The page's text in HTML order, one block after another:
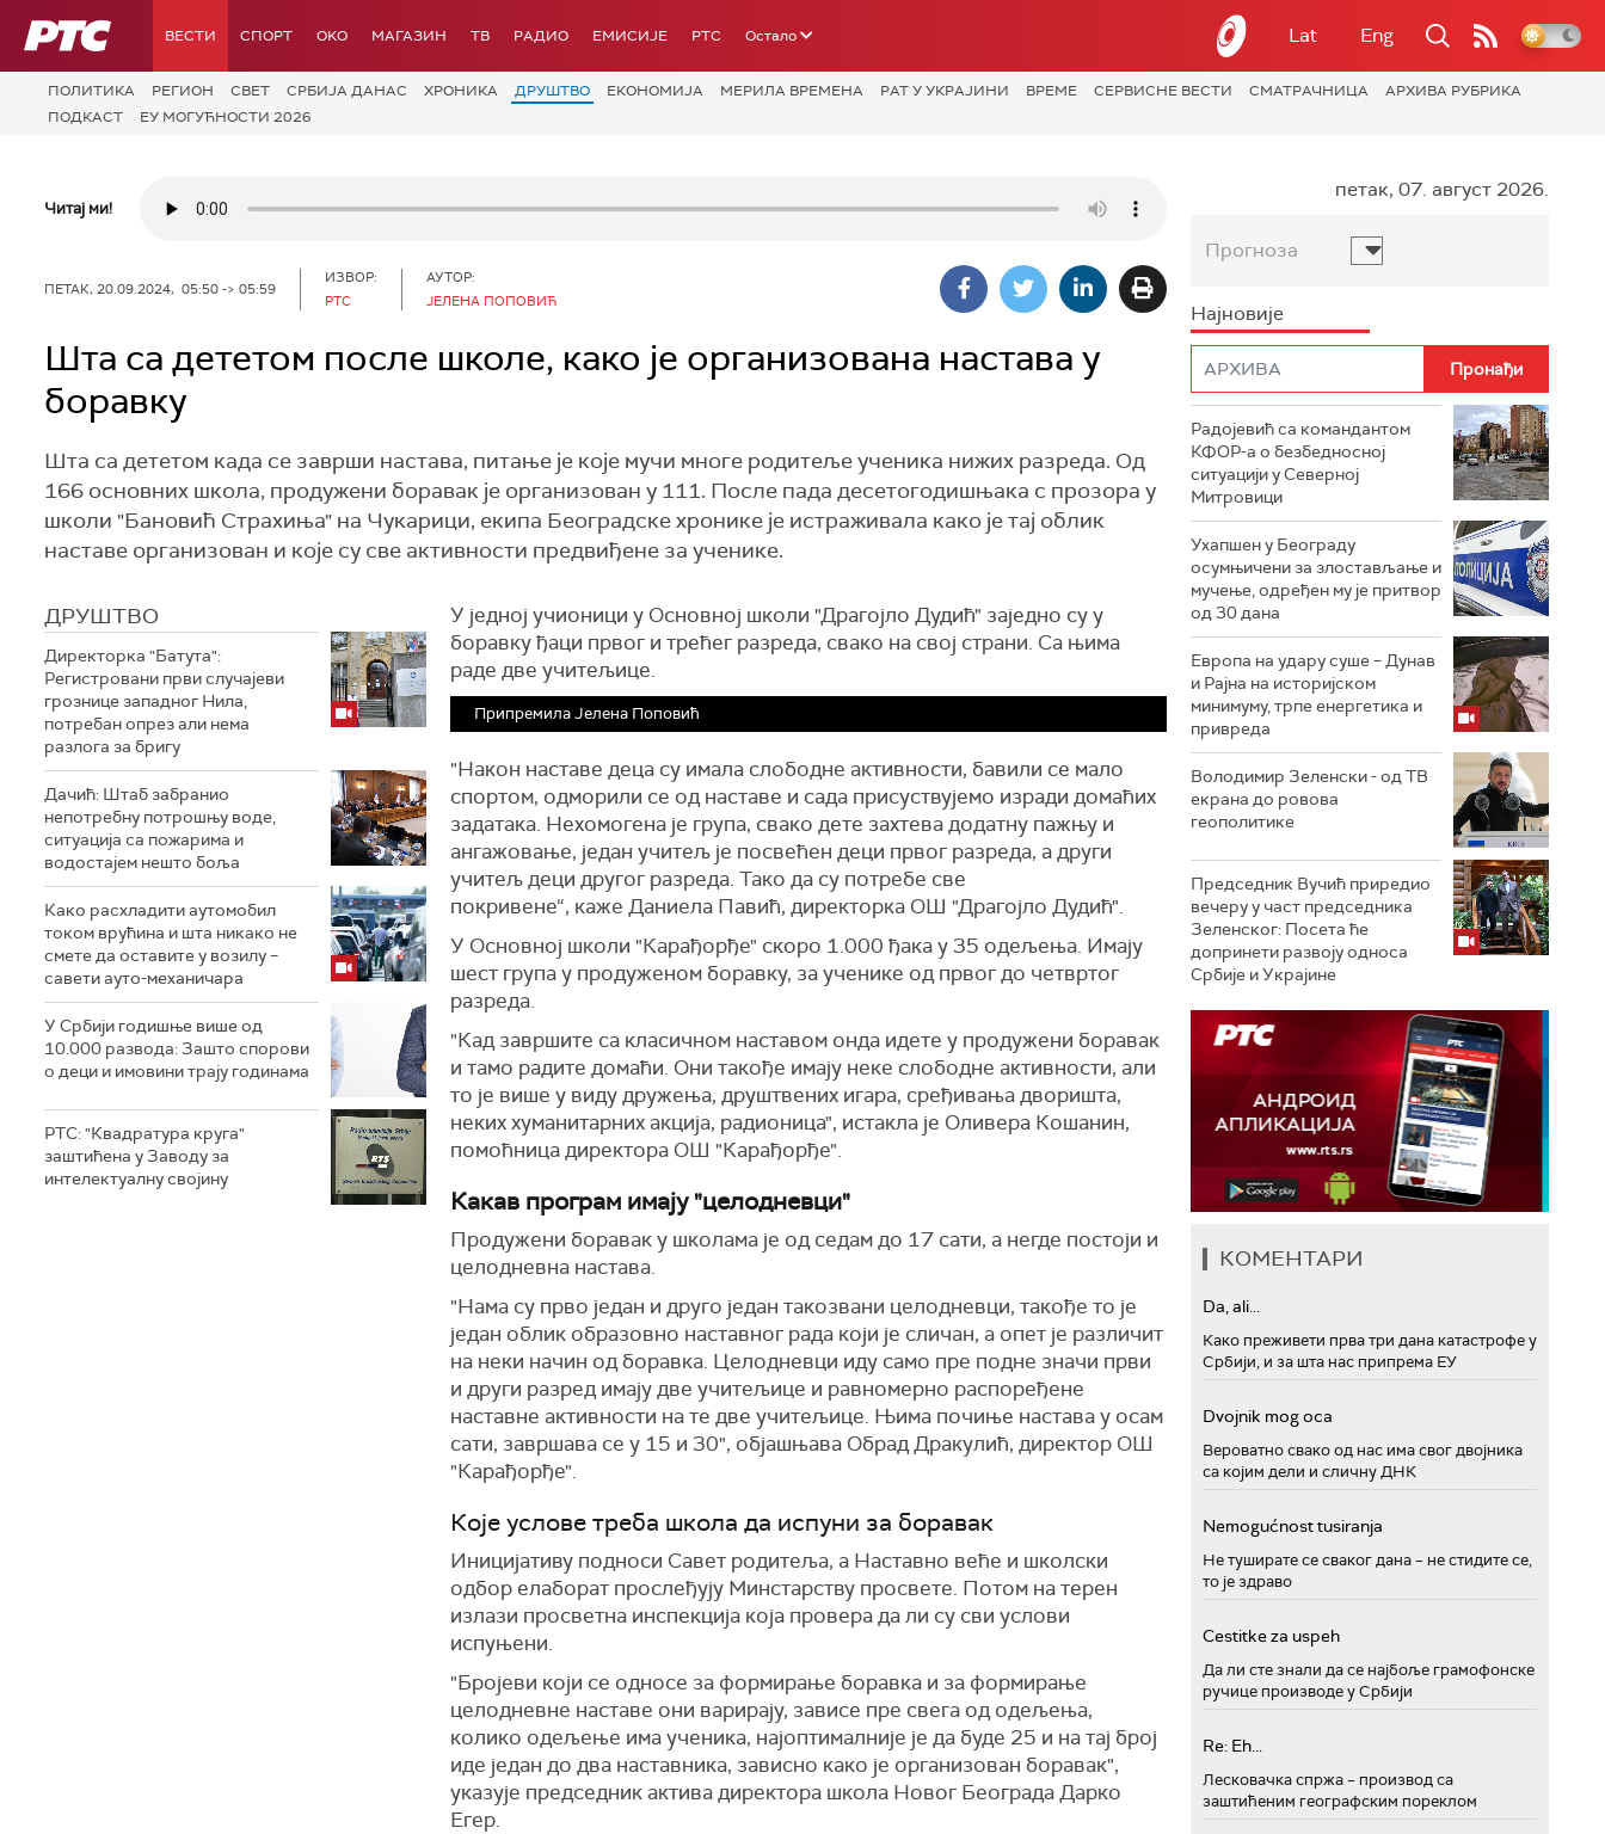
РТС ВЕСТИ СПОРТ OKO МАГАЗИН ТВ РАДИО ЕМИСИЈЕ РТС Остало Lat Eng
ПОЛИТИКА РЕГИОН СВЕТ СРБИЈА ДАНАС ХРОНИКА ДРУШТВО ЕКОНОМИЈА МЕРИЛА ВРЕМЕНА РАТ У УКРАЈИНИ ВРЕМЕ СЕРВИСНЕ ВЕСТИ СМАТРАЧНИЦА
АРХИВА РУБРИКА
ПОДКАСТ
ЕУ МОГУЋНОСТИ 2026
Читај ми!
ПЕТАК, 20.09.2024, 05:50 -> 05:59
ИЗВОР:
РТС
АУТОР:
ЈЕЛЕНА ПОПОВИЋ
Шта са дететом после школе, како је организована настава у
боравку
Шта са дететом када се заврши настава, питање је које мучи многе родитеље ученика нижих разреда. Од
166 основних школа, продужени боравак је организован у 111. После пада десетогодишњака с прозора у
школи "Бановић Страхиња" на Чукарици, екипа Београдске хронике је истраживала како је тај облик
наставе организован и које су све активности предвиђене за ученике.
ДРУШТВО
Директорка "Батута":
Регистровани први случајеви
грознице западног Нила,
потребан опрез али нема
разлога за бригу
Дачић: Штаб забранио
непотребну потрошњу воде,
ситуација са пожарима и
водостајем нешто боља
Како расхладити аутомобил
током врућина и шта никако не
смете да оставите у возилу –
савети ауто-механичара
У Србији годишње више од
10.000 развода: Зашто спорови
о деци и имовини трају годинама
РТС: "Квадратура круга"
заштићена у Заводу за
интелектуалну својину
У једној учионици у Основној школи "Драгојло Дудић" заједно су у
боравку ђаци првог и трећег разреда, свако на свој страни. Са њима
раде две учитељице.
Припремила Јелена Поповић
"Након наставе деца су имала слободне активности, бавили се мало
спортом, одморили се од наставе и сада присуствујемо изради домаћих
задатака. Нехомогена је група, свако дете захтева додатну пажњу и
ангажовање, један учитељ је посвећен деци првог разреда, а други
учитељ деци другог разреда. Тако да су потребе све
покривене“, каже Даниела Павић, директорка ОШ "Драгојло Дудић".
У Основној школи "Карађорђе" скоро 1.000 ђака у 35 одељења. Имају
шест група у продуженом боравку, за ученике од првог до четвртог
разреда.
"Кад завршите са класичном наставом онда идете у продужени боравак
и тамо радите домаћи. Они такође имају неке слободне активности, али
то је више у виду дружења, друштвених игара, сређивања дворишта,
неких хуманитарних акција, радионица", истакла је Оливера Кошанин,
помоћница директора ОШ "Карађорђе".
Какав програм имају "целодневци"
Продужени боравак у школама је од седам до 17 сати, а негде постоји и
целодневна настава.
"Нама су прво један и друго један такозвани целодневци, такође то је
један облик образовно наставног рада који је сличан, а опет је различит
на неки начин од боравка. Целодневци иду само пре подне значи први
и други разред имају две учитељице и равномерно распоређене
наставне активности на те две учитељице. Њима почиње настава у осам
сати, завршава се у 15 и 30", објашњава Обрад Дракулић, директор ОШ
"Карађорђе".
Које услове треба школа да испуни за боравак
Иницијативу подноси Савет родитеља, а Наставно веће и школски
одбор елаборат прослеђују Минстарству просвете. Потом на терен
излази просветна инспекција која провера да ли су сви услови
испуњени.
"Бројеви који се односе за формирање боравка и за формирање
целодневне наставе они варирају, зависе пре свега од одељења,
колико одељење има ученика, најоптималније је да буде 25 и на тај број
иде један до два наставника, зависно како је организован боравак",
указује председник актива директора школа Новог Београда Дарко
Егер.
петак, 07. август 2026.
Прогноза
Најновије
Радојевић са командантом
КФОР-а о безбедносној
ситуацији у Северној
Митровици
Ухапшен у Београду
осумњичени за злостављање и
мучење, одређен му је притвор
од 30 дана
Европа на удару суше – Дунав
и Рајна на историјском
минимуму, трпе енергетика и
привреда
Володимир Зеленски - од ТВ
екрана до ровова
геополитике
Председник Вучић приредио
вечеру у част председника
Зеленског: Посета ће
допринети развоју односа
Србије и Украјине
КОМЕНТАРИ
Da, ali...
Како преживети прва три дана катастрофе у
Србији, и за шта нас припрема ЕУ
Dvojnik mog oca
Вероватно свако од нас има свог двојника
са којим дели и сличну ДНК
Nemogućnost tusiranja
Не туширате се сваког дана – не стидите се,
то је здраво
Cestitke za uspeh
Да ли сте знали да се најбоље грамофонске
ручице производе у Србији
Re: Eh...
Лесковачка спржа – производ са
заштићеним географским пореклом